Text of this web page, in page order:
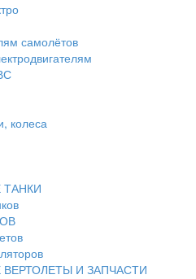
самолётов
колеса
И ЗАПЧАСТИ